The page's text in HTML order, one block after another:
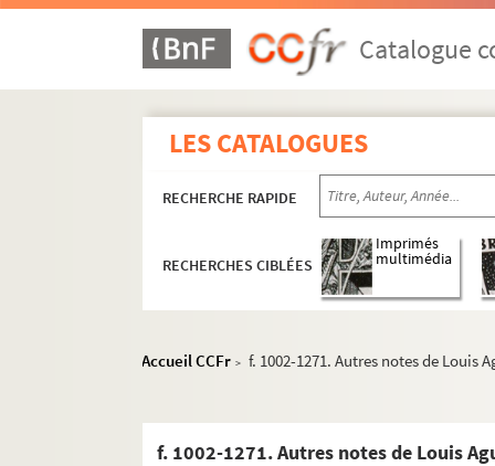
Catalogue
LES CATALOGUES
RECHERCHE RAPIDE
RECHERCHES CIBLÉES
Imprimés
multimédia
Accueil CCFr > f. 1002-1271. Autres notes de Louis
f. 1002-1271. Autres notes de Louis